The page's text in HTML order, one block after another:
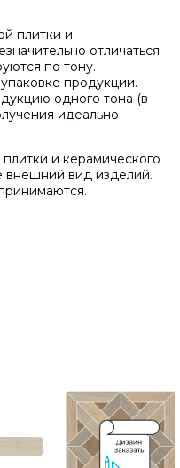
плитки и
отличаться
по тону.
продукции.
одного тона (в
идеально
и керамического
внешний вид изделий.